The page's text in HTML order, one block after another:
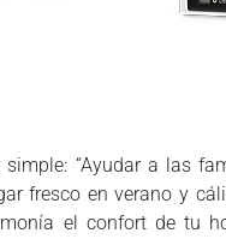
“Ayudar a las
fresco en verano y
el confort de tu